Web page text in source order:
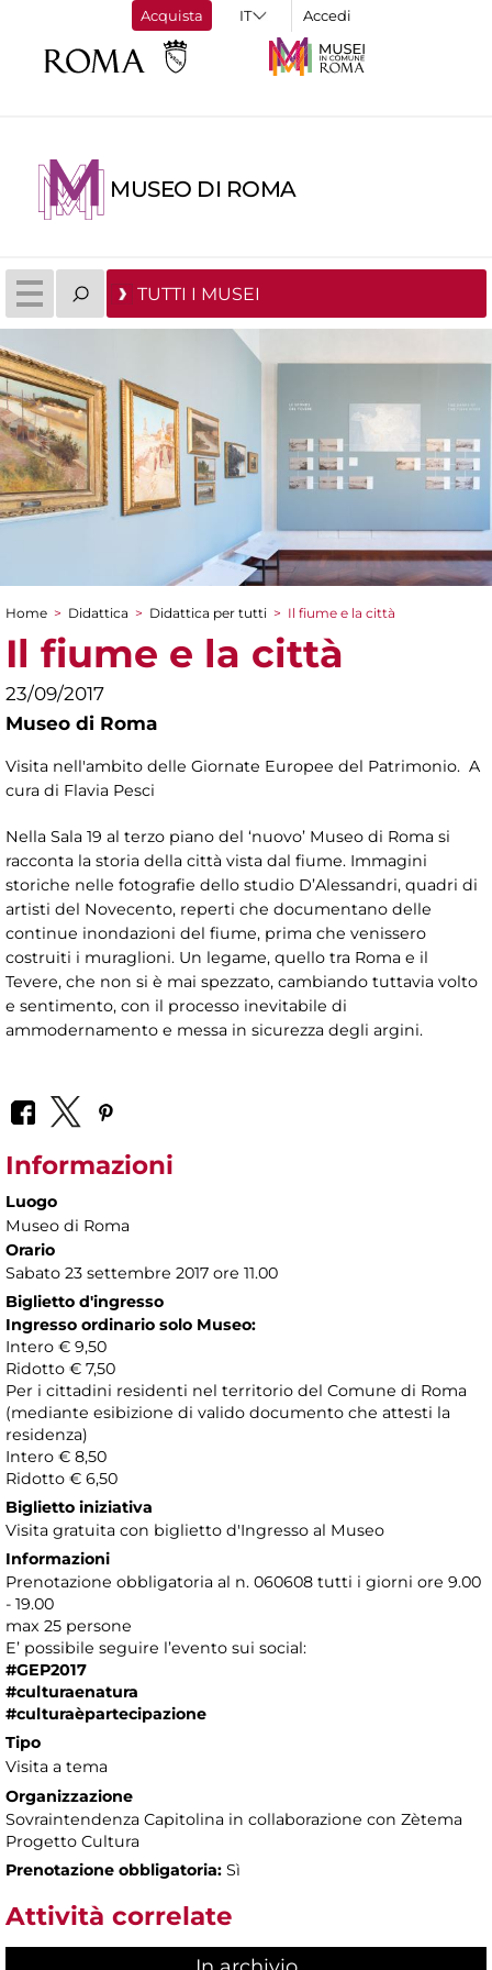
Acquista Accedi
MUSEO DI ROMA
TUTTI I MUSEI
Tu sei qui
Home > Didattica > Didattica per tutti > Il fiume e la città
Il fiume e la città
23/09/2017
Museo di Roma
Visita nell'ambito delle Giornate Europee del Patrimonio. A
cura di Flavia Pesci
Nella Sala 19 al terzo piano del ‘nuovo’ Museo di Roma si
racconta la storia della città vista dal fiume. Immagini
storiche nelle fotografie dello studio D’Alessandri, quadri di
artisti del Novecento, reperti che documentano delle
continue inondazioni del fiume, prima che venissero
costruiti i muraglioni. Un legame, quello tra Roma e il
Tevere, che non si è mai spezzato, cambiando tuttavia volto
e sentimento, con il processo inevitabile di
ammodernamento e messa in sicurezza degli argini.
Informazioni
Luogo
Museo di Roma
Orario
Sabato 23 settembre 2017 ore 11.00
Biglietto d'ingresso
Ingresso ordinario solo Museo:
Intero € 9,50
Ridotto € 7,50
Per i cittadini residenti nel territorio del Comune di Roma
(mediante esibizione di valido documento che attesti la
residenza)
Intero € 8,50
Ridotto € 6,50
Biglietto iniziativa
Visita gratuita con biglietto d'Ingresso al Museo
Informazioni
Prenotazione obbligatoria al n. 060608 tutti i giorni ore 9.00
- 19.00
max 25 persone
E’ possibile seguire l’evento sui social:
#GEP2017
#culturaenatura
#culturaèpartecipazione
Tipo
Visita a tema
Organizzazione
Sovraintendenza Capitolina in collaborazione con Zètema
Progetto Cultura
Prenotazione obbligatoria: Sì
Attività correlate